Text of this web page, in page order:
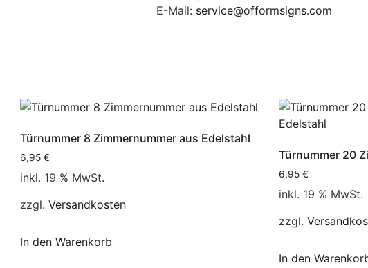
E-Mail: service@offormsigns.com
Türnummer 8 Zimmernummer aus Edelstahl
6,95€
inkl. 19 % MwSt.
zzgl.Versandkosten
In den Warenkorb
Türnummer 20
6,95 €
inkl. 19 % MwSt.
zzgl.
In den